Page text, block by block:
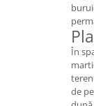
În
de